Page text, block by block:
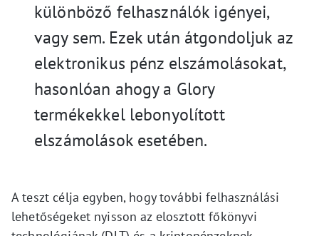
különböző felhasználók igényei,
vagy sem. Ezek után átgondoljuk az
elektronikus pénz elszámolásokat,
hasonlóan ahogy a Glory
termékekkel lebonyolított
elszámolások esetében.
A teszt célja egyben, hogy további felhasználási
lehetőségeket nyisson az elosztott főkönyvi